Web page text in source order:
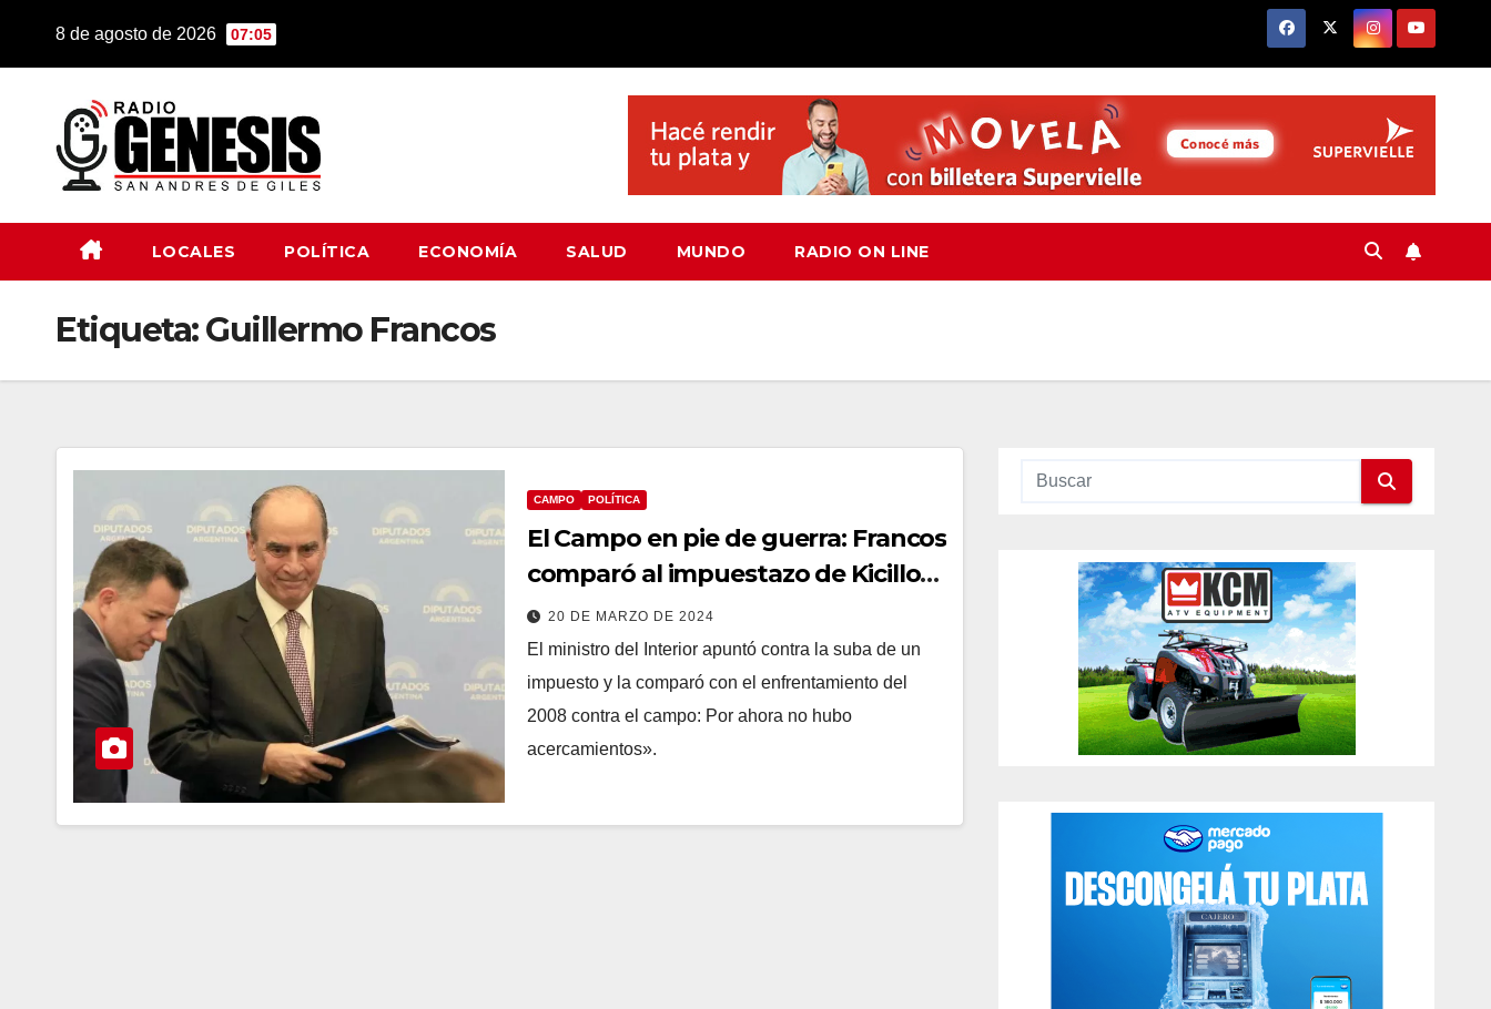
8 de agosto de 2026 07:05
LOCALES POLÍTICA ECONOMÍA SALUD MUNDO RADIO ON LINE
Etiqueta:Guillermo Francos
CAMPO POLÍTICA
El Campo en pie de guerra: Francos
comparó al impuestazo de Kicillof
con la 125
20 DE MARZO DE 2024
El ministro del Interior apuntó contra la suba de un
impuesto y la comparó con el enfrentamiento del
2008 contra el campo: Por ahora no hubo
acercamientos».